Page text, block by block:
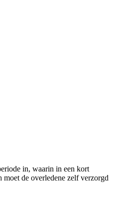
in, waarin in een kort
moet de overledene zelf verzorgd